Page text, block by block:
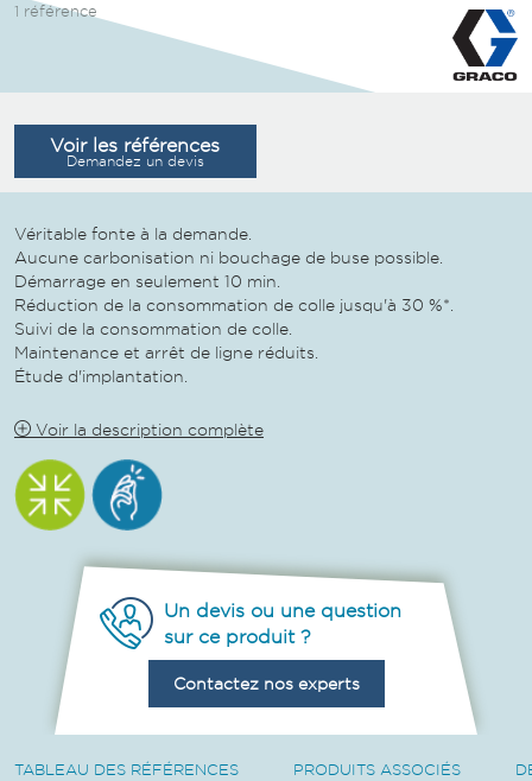
1 référence
Voir les références
Demandez un devis
Véritable fonte à la demande.
Aucune carbonisation ni bouchage de buse possible.
Démarrage en seulement 10 min.
Réduction de la consommation de colle jusqu'à 30 %*.
Suivi de la consommation de colle.
Maintenance et arrêt de ligne réduits.
Étude d'implantation.
Voir la description complète
Un devis ou une question
sur ce produit ?
Contactez nos experts
TABLEAU DES RÉFÉRENCES PRODUITS ASSOCIÉS